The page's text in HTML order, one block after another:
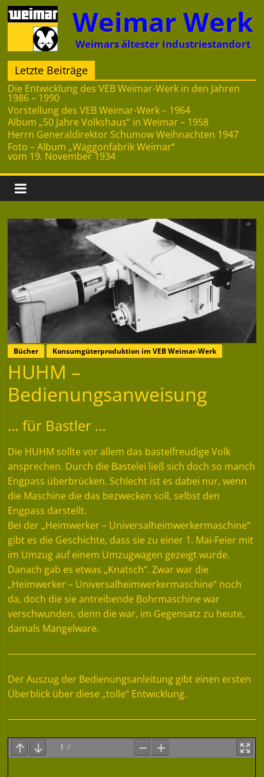
Zum
Inhalt
springen
Weimar Werk
Weimars ältester Industriestandort
Letzte Beiträge
Die Entwicklung des VEB Weimar-Werk in den Jahren
1986 – 1990
Vorstellung des VEB Weimar-Werk – 1964
Album „50 Jahre Volkshaus“ in Weimar – 1958
Herrn Generaldirektor Schumow Weihnachten 1947
Foto – Album „Waggonfabrik Weimar“
vom 19. November 1934
Bücher Konsumgüterproduktion im VEB Weimar-Werk
HUHM –
Bedienungsanweisung
… für Bastler …
Die HUHM sollte vor allem das bastelfreudige Volk
ansprechen. Durch die Bastelei ließ sich doch so manch
Engpass überbrücken. Schlecht ist es dabei nur, wenn
die Maschine die das bezwecken soll, selbst den
Engpass darstellt.
Bei der „Heimwerker – Universalheimwerkermaschine“
gibt es die Geschichte, dass sie zu einer 1. Mai-Feier mit
im Umzug auf einem Umzugwagen gezeigt wurde.
Danach gab es etwas „Knatsch“. Zwar war die
„Heimwerker – Universalheimwerkermaschine“ noch
da, doch die sie antreibende Bohrmaschine war
verschwunden, denn die war, im Gegensatz zu heute,
damals Mangelware.
Der Auszug der Bedienungsanleitung gibt einen ersten
Überblick über diese „tolle“ Entwicklung.